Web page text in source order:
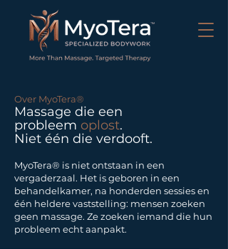
Over MyoTera®
Massage die een
probleem oplost.
Niet één die verdooft.
MyoTera® is niet ontstaan in een
vergaderzaal. Het is geboren in een
behandelkamer, na honderden sessies en
één heldere vaststelling: mensen zoeken
geen massage. Ze zoeken iemand die hun
probleem echt aanpakt.